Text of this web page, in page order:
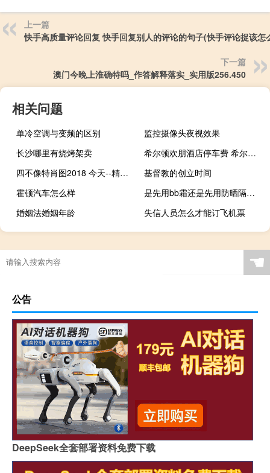
上一篇
快手高质量评论回复 快手回复别人的评论的句子(快手评论捉该怎
下一篇
澳门今晚上淮确特吗_作答解释落实_实用版256.450
相关问题
单冷空调与变频的区别
监控摄像头夜视效果
长沙哪里有烧烤架卖
希尔顿欢朋酒店停车费 希尔顿酒店房间价格表
四不像特肖图2018 今天--精选作答解释落实--iPhone版v03.67.73
基督教的创立时间
霍顿汽车怎么样
是先用bb霜还是先用防晒隔离霜
婚姻法婚姻年龄
失信人员怎么才能订飞机票
☚
公告
DeepSeek全套部署资料免费下载